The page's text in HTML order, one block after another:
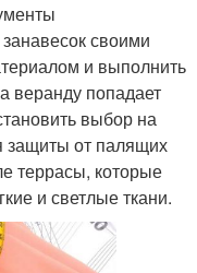
своими
и выполнить
веранду попадает
выбор на
защиты от палящих
террасы, которые
и светлые ткани.